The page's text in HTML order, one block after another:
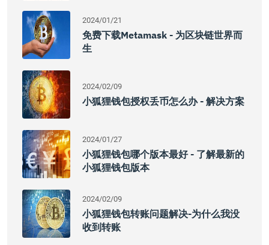
2024/01/21
免费下载Metamask - 为区块链世界而
生
2024/02/09
小狐狸钱包授权丢币怎么办 - 解决方案
2024/01/27
小狐狸钱包哪个版本最好 - 了解最新的
小狐狸钱包版本
2024/02/09
小狐狸钱包转账问题解决-为什么我没
收到转账